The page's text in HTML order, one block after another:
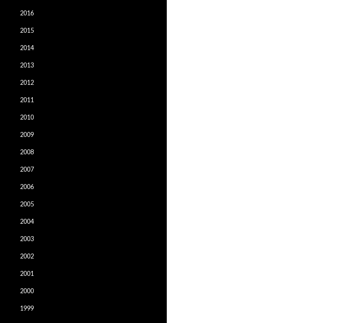
2016
2015
2014
2013
2012
2011
2010
2009
2008
2007
2006
2005
2004
2003
2002
2001
2000
1999